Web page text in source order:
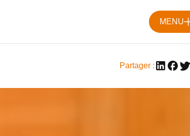
MENU
Partager :